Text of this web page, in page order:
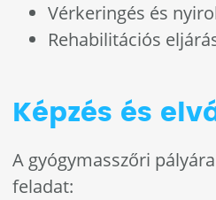
Vérkeringés és
Rehabilitációs
Képzés és
A gyógymasszőri
feladat: